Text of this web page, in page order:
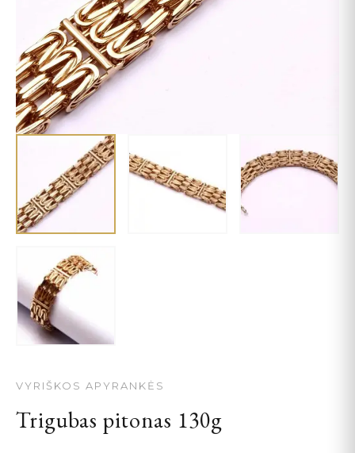
VYRIŠKOS APYRANKĖS
Trigubas pitonas 130g